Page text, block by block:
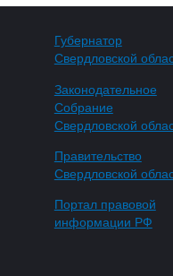
Губернатор
Свердловской
Законодательное
Собрание
Свердловской
Правительство
Свердловской
Портал правовой
информации РФ